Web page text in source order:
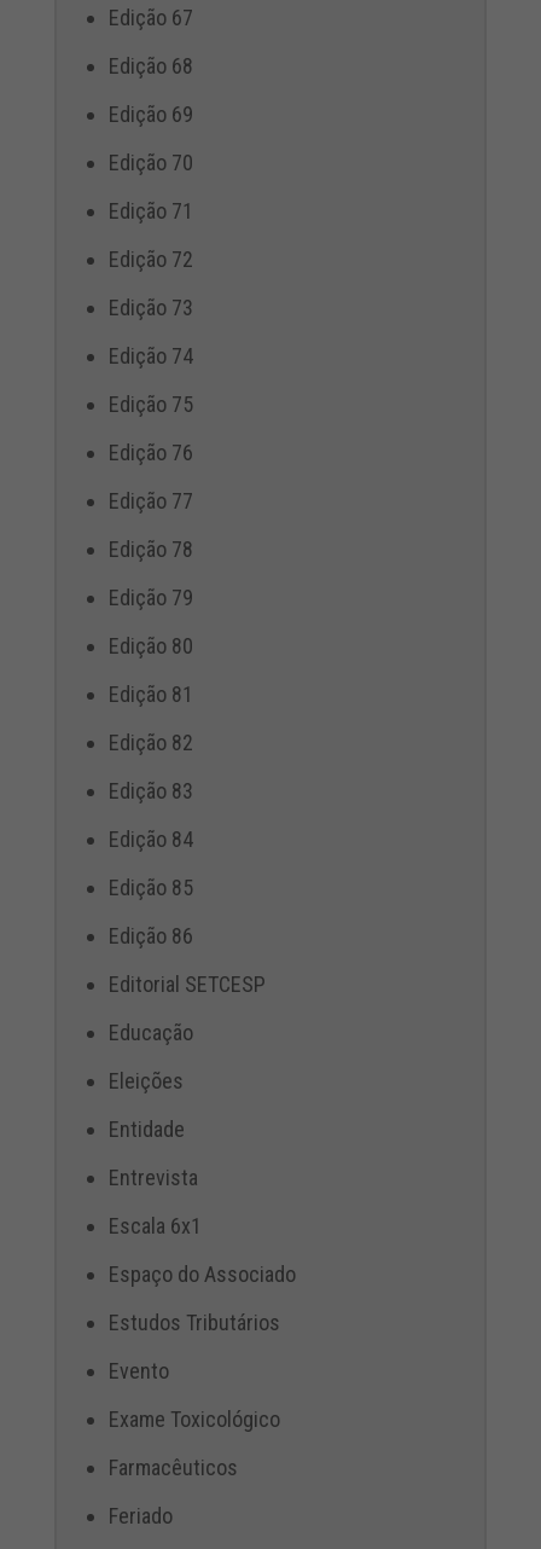
Edição 67
Edição 68
Edição 69
Edição 70
Edição 71
Edição 72
Edição 73
Edição 74
Edição 75
Edição 76
Edição 77
Edição 78
Edição 79
Edição 80
Edição 81
Edição 82
Edição 83
Edição 84
Edição 85
Edição 86
Editorial SETCESP
Educação
Eleições
Entidade
Entrevista
Escala 6x1
Espaço do Associado
Estudos Tributários
Evento
Exame Toxicológico
Farmacêuticos
Feriado